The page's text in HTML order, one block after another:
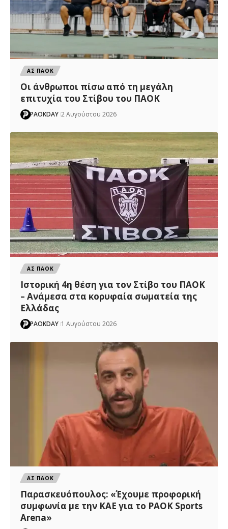
ΑΣ ΠΑΟΚ
Οι άνθρωποι πίσω από τη μεγάλη
επιτυχία του Στίβου του ΠΑΟΚ
PAOKDAY 2 Αυγούστου 2026
ΑΣ ΠΑΟΚ
Ιστορική 4η θέση για τον Στίβο του ΠΑΟΚ
– Ανάμεσα στα κορυφαία σωματεία της
Ελλάδας
PAOKDAY 1 Αυγούστου 2026
ΑΣ ΠΑΟΚ
Παρασκευόπουλος: «Έχουμε προφορική
συμφωνία με την ΚΑΕ για το PAOK Sports
Arena»